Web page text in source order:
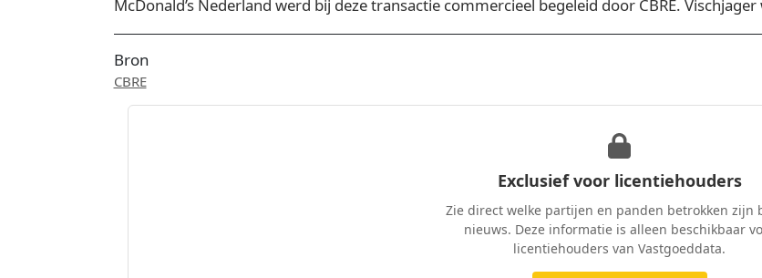
McDonald’s Nederland werd bij deze transactie commercieel begeleid door CBRE.
Bron
CBRE
Exclusief voor licentiehouders
Zie direct welke partijen en panden betrokken zijn
nieuws. Deze informatie is alleen beschikbaar
licentiehouders van Vastgoeddata.